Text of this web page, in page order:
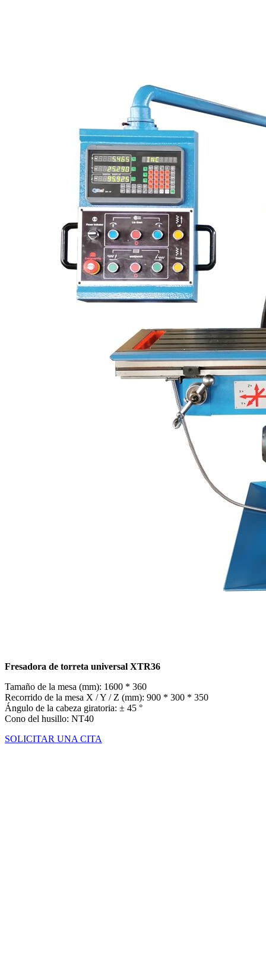
Fresadora de torreta universal XTR36
Tamaño de la mesa (mm): 1600 * 360
Recorrido de la mesa X / Y / Z (mm): 900 * 300 * 350
Ángulo de la cabeza giratoria: ± 45 °
Cono del husillo: NT40
SOLICITAR UNA CITA